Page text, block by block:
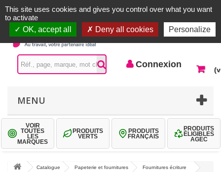
Contactez-nous
Connexion
MENU
VOIR
TOUTES
LES
MARQUES
PRODUITS
VERTS
PRODUITS
FRANÇAIS
PRODUITS
ÉLIGIBLES
AGEC
Catalogue Papeterie et fournitures Fournitures écriture
This site uses cookies and gives you control over what you want
to activate
OK, accept all
Deny all cookies Personalize